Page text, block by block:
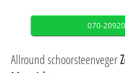
070-
Allround schoorsteenveger